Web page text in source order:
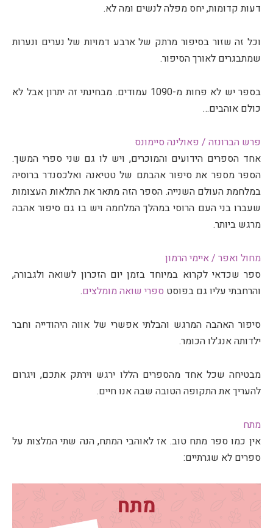
דעות קדומות, יחס מפלה לנשים ומה לא.
וכל זה שזור בסיפור מרתק של ארבע דמויות של נערים ונערות
שמתבגרים לאורך הסיפור.
בספר יש לא פחות מ-1090 עמודים. מבחינתי זה יתרון אבל לא
כולם אוהבים…
פרש הברונזה / פאולינה סיימונס
אחד הספרים הידועים והמוכרים, ויש לו גם שני ספרי המשך.
הספר מספר את סיפור אהבתם של טטיאנה ואלכסנדר ברוסיה
במלחמת העולם השנייה. הספר הזה מתאר את התלאות העצומות
שעברו בני העם הרוסי במהלך המלחמה ויש בו גם סיפור אהבה
מרגש ביותר.
מחול ואפר / איימי הרמון
ספר שכדאי לקרוא במיוחד בזמן יום הזכרון לשואה ולגבורה,
והרחבתי עליו גם בפוסט ספרי שואה מומלצים.
סיפור האהבה המרגש והבלתי אפשרי של אווה היהודייה וחבר
ילדותה אנג'לו הכומר.
מבטיחה שכל אחד מהספרים הללו ירגש וירתק אתכם, ויגרום
להעריך את התקופה הטובה שבה אנו חיים.
מתח
אין כמו ספר מתח טוב. אז לאוהבי המתח, הנה שתי המלצות על
ספרים לא שגרתיים: